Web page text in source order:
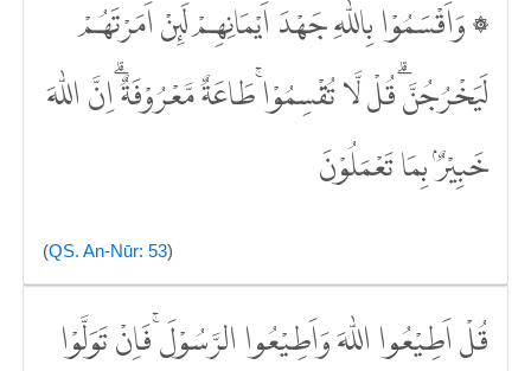
۞ وَاَقْسَمُوْا بِاللّٰهِ جَهْدَ اَيْمَانِهِمْ لَىِٕنْ اَمَرْتَهُمْ
لَيَخْرُجُنَّۗ قُلْ لَّا تُقْسِمُوْاۚ طَاعَةٌ مَّعْرُوْفَةٌ ۗاِنَّ اللّٰهَ
خَبِيْرٌۢ بِمَا تَعْمَلُوْنَ
(QS. An-Nūr: 53)
قُلْ اَطِيْعُوا اللّٰهَ وَاَطِيْعُوا الرَّسُوْلَۚ فَاِنْ تَوَلَّوْا